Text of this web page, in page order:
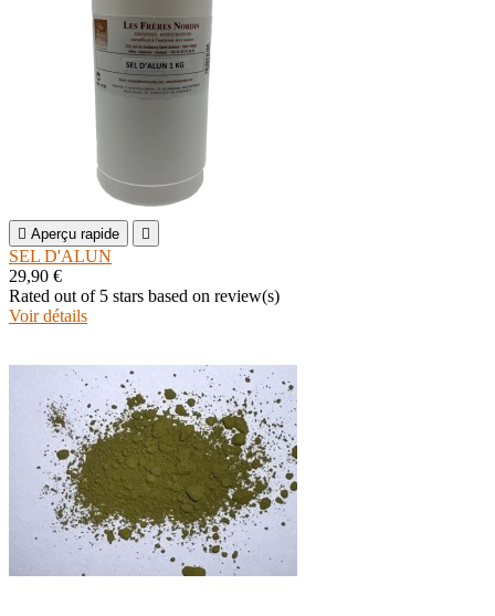
 Aperçu rapide 
SEL D'ALUN
29,90 €
Rated out of 5 stars based on review(s)
Voir détails